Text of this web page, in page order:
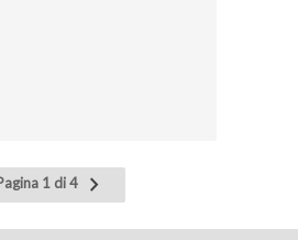
1 di 4
Pagina
successiva